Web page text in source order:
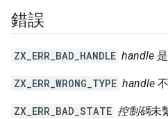
錯誤
ZX_ERR_BAD_HANDLE handle
ZX_ERR_WRONG_TYPE handle
ZX_ERR_BAD_STATE 控制碼未